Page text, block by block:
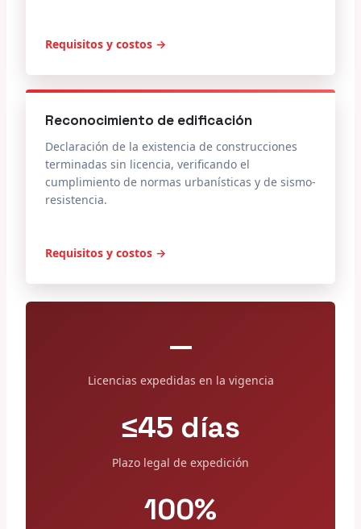
Requisitos y costos →
Reconocimiento de edificación
Declaración de la existencia de construcciones
terminadas sin licencia, verificando el
cumplimiento de normas urbanísticas y de sismo-
resistencia.
Requisitos y costos →
—
Licencias expedidas en la vigencia
≤45 días
Plazo legal de expedición
100%